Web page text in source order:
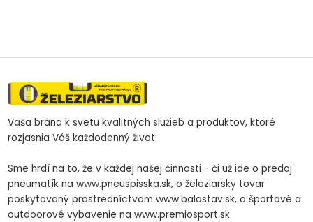
Vaša brána k svetu kvalitných služieb a produktov, ktoré
rozjasnia Váš každodenný život.
Sme hrdí na to, že v každej našej činnosti - či už ide o predaj
pneumatík na www.pneuspisska.sk, o železiarsky tovar
poskytovaný prostredníctvom www.balastav.sk, o športové a
outdoorové vybavenie na www.premiosport.sk